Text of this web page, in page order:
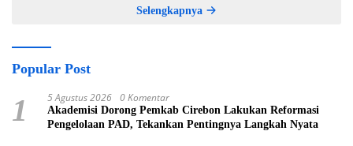
Selengkapnya
Popular Post
1 5 Agustus 2026 0 Komentar
Akademisi Dorong Pemkab Cirebon Lakukan Reformasi
Pengelolaan PAD, Tekankan Pentingnya Langkah Nyata